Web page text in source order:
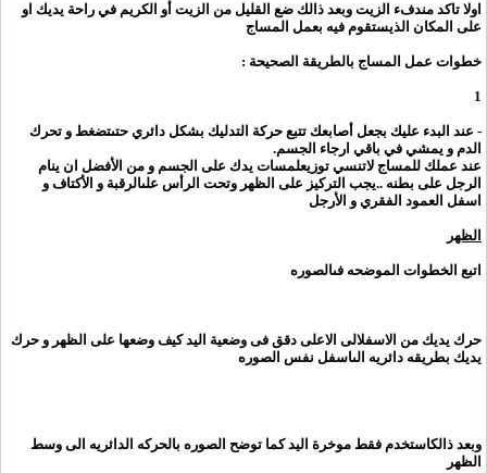
اولا تاكد مندفء الزيت وبعد ذالك ضع القليل من الزيت أو الكريم في راحة يديك او
على المكان الذيستقوم فيه بعمل المساج
خطوات عمل المساج بالطريقة الصحيحة :
1
- عند البدء عليك بجعل أصابعك تتبع حركة التدليك بشكل دائري حتىتضغط و تحرك
الدم و يمشي في باقي ارجاء الجسم.
عند عملك للمساج لاتنسي توزيعلمسات يدك على الجسم و من الأفضل ان ينام
الرجل على بطنه ..يجب التركيز على الظهر وتحت الرأس علىالرقبة و الأكتاف و
اسفل العمود الفقري و الأرجل
الظهر
اتبع الخطوات الموضحه فىالصوره
حرك يديك من الاسفلالى الاعلى دقق فى وضعية اليد كيف وضعها على الظهر و حرك
يديك بطريقه دائريه الىاسفل نفس الصوره
وبعد ذالكاستخدم فقط موخرة اليد كما توضح الصوره بالحركه الدائريه الى وسط
الظهر